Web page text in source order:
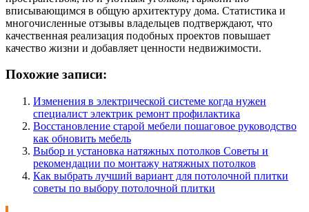
вписывающимся в общую архитектуру дома. Статистика и
многочисленные отзывы владельцев подтверждают, что
качественная реализация подобных проектов повышает
качество жизни и добавляет ценности недвижимости.
Похожие записи:
Изменения в электрической системе когда нужен
специалист электрик ремонт профилактика
Восстановление старой мебели пошаговое руководство
как обновить мебель
Выбор и установка натяжных потолков Советы и
рекомендации по монтажу натяжных потолков
Как выбрать лучший вариант для потолочной плитки
советы по выбору потолочной плитки